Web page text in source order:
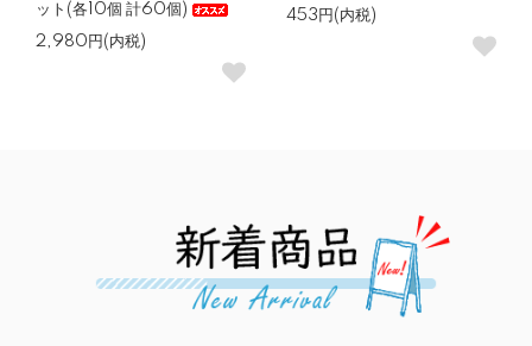
ット(各10個 計60個)
2,980円(内税)
453円(内税)